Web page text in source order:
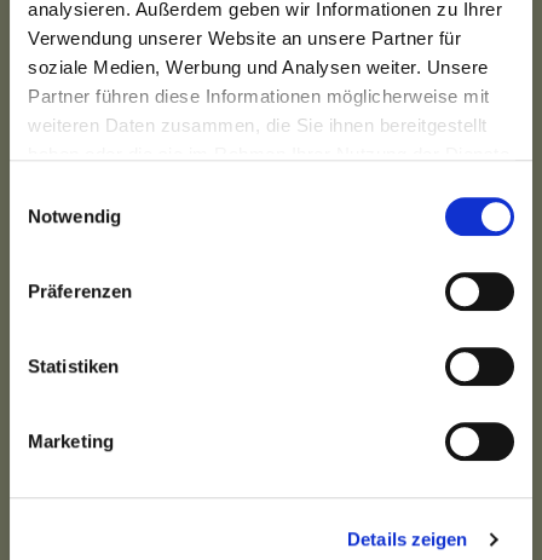
analysieren. Außerdem geben wir Informationen zu Ihrer
Verwendung unserer Website an unsere Partner für
soziale Medien, Werbung und Analysen weiter. Unsere
Partner führen diese Informationen möglicherweise mit
weiteren Daten zusammen, die Sie ihnen bereitgestellt
Einstellungen widerrufen oder ändern:
. Es befindet sich auch ein Link in der
Fußzeile zu den Einstellungen der Cookies um diese
jederzeit widerrufen oder ändern zu können.
Notwendig
Präferenzen
Statistiken
Marketing
Details zeigen
die kostenlose
Masterclass an!
TherapeutIn? (optional)
JETZT TEILNAHME UND
GRATIS PDF SICHERN!